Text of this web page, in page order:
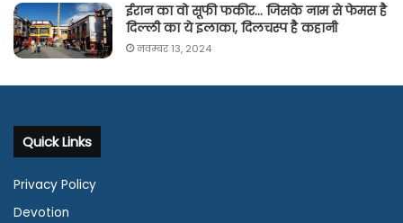
ईरान का वो सूफी फकीर… जिसके नाम से फेमस है
दिल्ली का ये इलाका, दिलचस्प है कहानी
नवम्बर 13, 2024
Quick Links
Privacy Policy
Devotion